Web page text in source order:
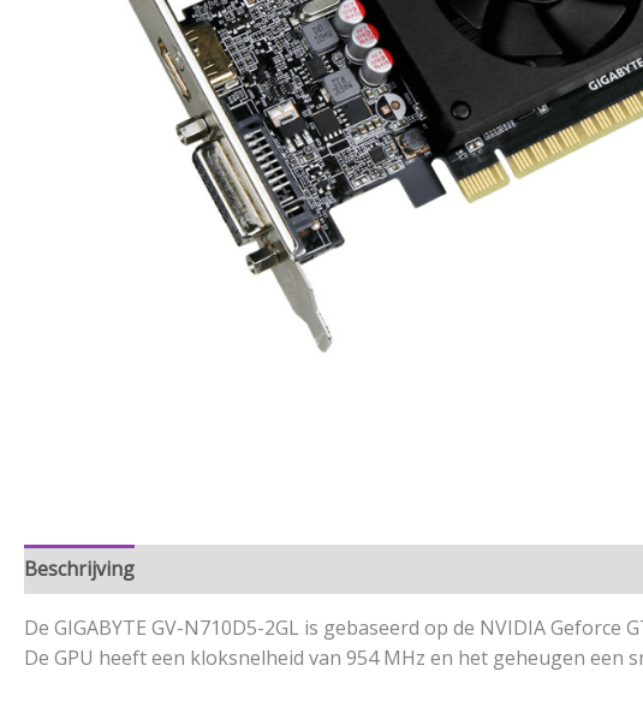
Beschrijving
De GIGABYTE GV-N710D5-2GL is gebaseerd op de NVIDIA
De GPU heeft een kloksnelheid van 954 MHz en het geheugen een